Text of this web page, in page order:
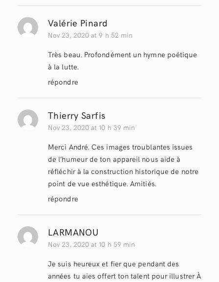
Valérie Pinard
Nov 23, 2020 at 9 h 52 min
Très beau. Profondément un hymne poétique
à la lutte.
répondre
Thierry Sarfis
Nov 23, 2020 at 10 h 39 min
Merci André. Ces images troublantes issues
de l’humeur de ton appareil nous aide à
réfléchir à la construction historique de notre
point de vue esthétique. Amitiés.
répondre
LARMANOU
Nov 23, 2020 at 10 h 59 min
Je suis heureux et fier que pendant des
années tu aies offert ton talent pour illustrer À